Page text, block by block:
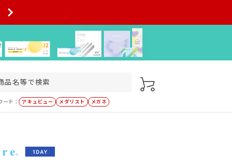
ード： アキュビュー メダリスト メガネ